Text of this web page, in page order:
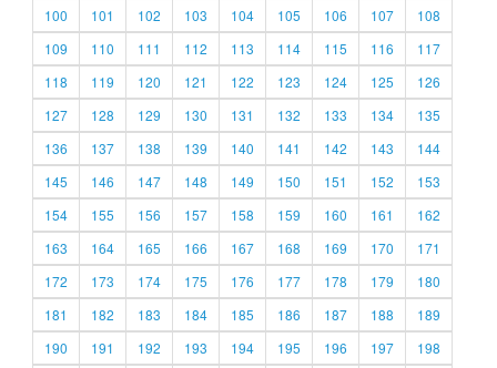
100
101 102 103 104 105 106 107
108
109
110 111 112 113 114 115 116
117
118
119 120 121 122 123 124 125
126
127
128 129 130 131 132 133 134
135
136
137 138 139 140 141 142 143
144
145
146 147 148 149 150 151 152
153
154
155 156 157 158 159 160 161
162
163
164 165 166 167 168 169 170
171
172
173 174 175 176 177 178 179
180
181
182 183 184 185 186 187 188
189
190
191 192 193 194 195 196 197
198